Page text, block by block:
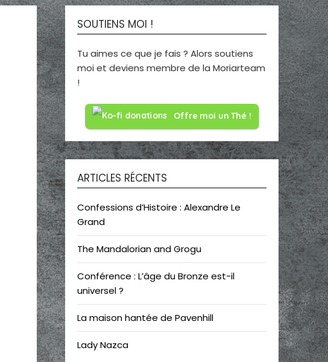
SOUTIENS MOI !
Tu aimes ce que je fais ? Alors soutiens
moi et deviens membre de la Moriarteam
!
Offre moi un Thé !
ARTICLES RÉCENTS
Confessions d’Histoire : Alexandre Le
Grand
The Mandalorian and Grogu
Conférence : L’âge du Bronze est-il
universel ?
La maison hantée de Pavenhill
Lady Nazca